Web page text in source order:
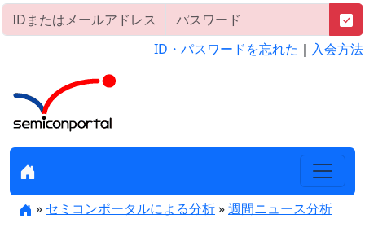
ID・パスワードを忘れた ｜ 入会方法
» セミコンポータルによる分析»週間ニュース分析